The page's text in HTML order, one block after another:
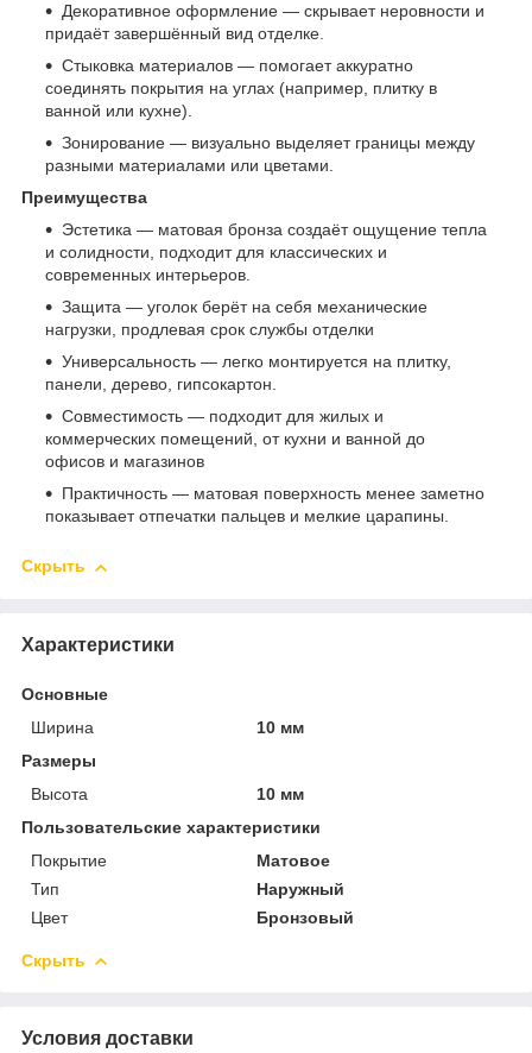
Декоративное оформление — скрывает неровности и
придаёт завершённый вид отделке.
Стыковка материалов — помогает аккуратно
соединять покрытия на углах (например, плитку в
ванной или кухне).
Зонирование — визуально выделяет границы между
разными материалами или цветами.
Преимущества
Эстетика — матовая бронза создаёт ощущение тепла
и солидности, подходит для классических и
современных интерьеров.
Защита — уголок берёт на себя механические
нагрузки, продлевая срок службы отделки
Универсальность — легко монтируется на плитку,
панели, дерево, гипсокартон.
Совместимость — подходит для жилых и
коммерческих помещений, от кухни и ванной до
офисов и магазинов
Практичность — матовая поверхность менее заметно
показывает отпечатки пальцев и мелкие царапины.
Скрыть
Характеристики
Основные
Ширина
10 мм
Размеры
Высота
10 мм
Пользовательские характеристики
Покрытие
Матовое
Тип
Наружный
Цвет
Бронзовый
Скрыть
Условия доставки